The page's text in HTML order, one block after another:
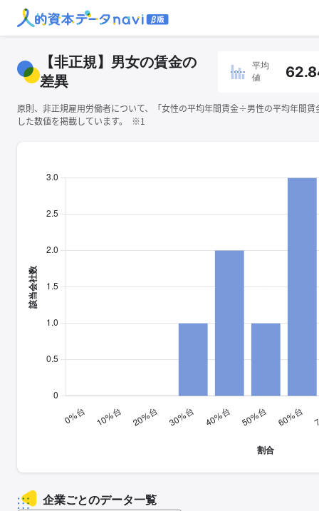
【非正規】男女の賃金の
差異
平均
値
原則、非正規雇用労働者について、「女性の平均年間賃金÷男性の平均年間
した数値を掲載しています。 ※1
企業ごとのデータ一覧